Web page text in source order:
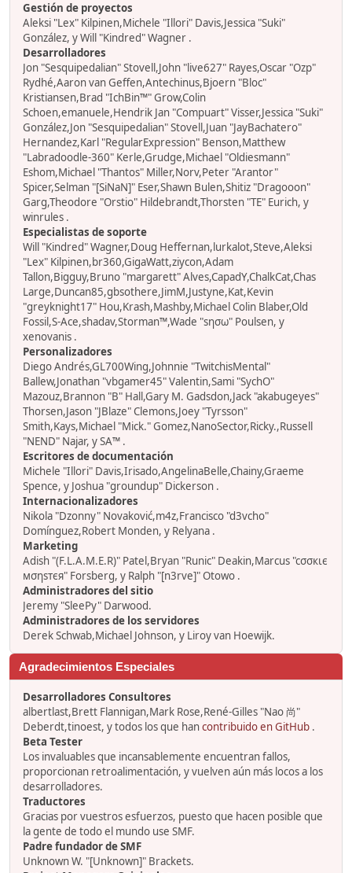
Gestión de proyectos
Aleksi "Lex" Kilpinen,Michele "Illori" Davis,Jessica "Suki"
González, y Will "Kindred" Wagner .
Desarrolladores
Jon "Sesquipedalian" Stovell,John "live627" Rayes,Oscar "Ozp"
Rydhé,Aaron van Geffen,Antechinus,Bjoern "Bloc"
Kristiansen,Brad "IchBin™" Grow,Colin
Schoen,emanuele,Hendrik Jan "Compuart" Visser,Jessica "Suki"
González,Jon "Sesquipedalian" Stovell,Juan "JayBachatero"
Hernandez,Karl "RegularExpression" Benson,Matthew
"Labradoodle-360" Kerle,Grudge,Michael "Oldiesmann"
Eshom,Michael "Thantos" Miller,Norv,Peter "Arantor"
Spicer,Selman "[SiNaN]" Eser,Shawn Bulen,Shitiz "Dragooon"
Garg,Theodore "Orstio" Hildebrandt,Thorsten "TE" Eurich, y
winrules .
Especialistas de soporte
Will "Kindred" Wagner,Doug Heffernan,lurkalot,Steve,Aleksi
"Lex" Kilpinen,br360,GigaWatt,ziycon,Adam
Tallon,Bigguy,Bruno "margarett" Alves,CapadY,ChalkCat,Chas
Large,Duncan85,gbsothere,JimM,Justyne,Kat,Kevin
"greyknight17" Hou,Krash,Mashby,Michael Colin Blaber,Old
Fossil,S-Ace,shadav,Storman™,Wade "sησω" Poulsen, y
xenovanis .
Personalizadores
Diego Andrés,GL700Wing,Johnnie "TwitchisMental"
Ballew,Jonathan "vbgamer45" Valentin,Sami "SychO"
Mazouz,Brannon "B" Hall,Gary M. Gadsdon,Jack "akabugeyes"
Thorsen,Jason "JBlaze" Clemons,Joey "Tyrsson"
Smith,Kays,Michael "Mick." Gomez,NanoSector,Ricky.,Russell
"NEND" Najar, y SA™ .
Escritores de documentación
Michele "Illori" Davis,Irisado,AngelinaBelle,Chainy,Graeme
Spence, y Joshua "groundup" Dickerson .
Internacionalizadores
Nikola "Dzonny" Novaković,m4z,Francisco "d3vcho"
Domínguez,Robert Monden, y Relyana .
Marketing
Adish "(F.L.A.M.E.R)" Patel,Bryan "Runic" Deakin,Marcus "cσσкιє
мσηѕтєя" Forsberg, y Ralph "[n3rve]" Otowo .
Administradores del sitio
Jeremy "SleePy" Darwood.
Administradores de los servidores
Derek Schwab,Michael Johnson, y Liroy van Hoewijk.
Agradecimientos Especiales
Desarrolladores Consultores
albertlast,Brett Flannigan,Mark Rose,René-Gilles "Nao 尚"
Deberdt,tinoest, y todos los que hancontribuido en GitHub .
Beta Tester
Los invaluables que incansablemente encuentran fallos,
proporcionan retroalimentación, y vuelven aún más locos a los
desarrolladores.
Traductores
Gracias por vuestros esfuerzos, puesto que hacen posible que
la gente de todo el mundo use SMF.
Padre fundador de SMF
Unknown W. "[Unknown]" Brackets.